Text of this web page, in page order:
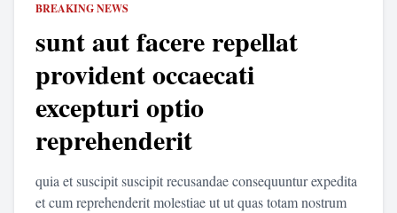
BREAKING NEWS
sunt aut facere repellat
provident occaecati
excepturi optio
reprehenderit
quia et suscipit suscipit recusandae consequuntur expedita
et cum reprehenderit molestiae ut ut quas totam nostrum